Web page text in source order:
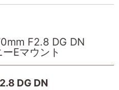
F2.8 DG DN
Eマウント
DG DN